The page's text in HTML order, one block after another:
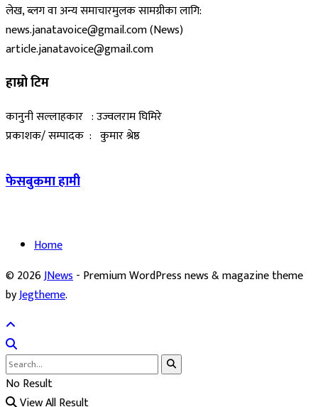
लेख, ब्लग वा अन्य समाचारमुलक सामग्रीका लागि:
news.janatavoice@gmail.com (News)
article.janatavoice@gmail.com
हाम्रो टिम
कानुनी सल्लाहकार : उज्वलराम घिमिरे
प्रकाशक/ सम्पादक : कुमार श्रेष्ठ
फेसबुकमा हामी
Home
© 2026JNews- Premium WordPress news & magazine theme
byJegtheme.
No Result